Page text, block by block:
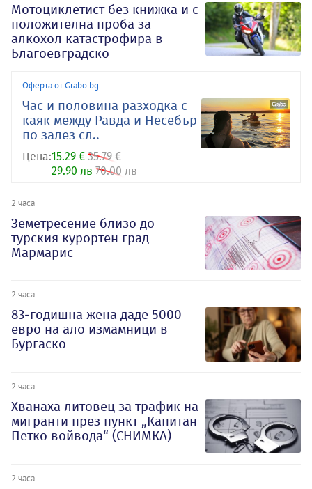
Мотоциклетист без книжка и с
положителна проба за
алкохол катастрофира в
Благоевградско
Оферта от Grabo.bg
Час и половина разходка с
каяк между Равда и Несебър
по залез сл..
Цена:15.29 € 35.79 €
29.90 лв 70.00 лв
2 часа
Земетресение близо до
турския курортен град
Мармарис
2 часа
83-годишна жена даде 5000
евро на ало измамници в
Бургаско
2 часа
Хванаха литовец за трафик на
мигранти през пункт „Капитан
Петко войвода“ (СНИМКА)
2 часа